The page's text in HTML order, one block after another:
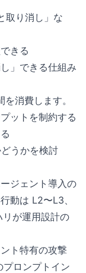
取り消し」な
きる
」できる仕組み
消費します。
ットを制約する
うかを検討
ジェント導入の
動は L2〜L3、
リが運用設計の
ト特有の攻撃
ロンプトイン